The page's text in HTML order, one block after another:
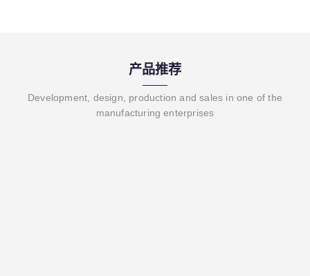
产品推荐
Development, design, production and sales in one of the
manufacturing enterprises